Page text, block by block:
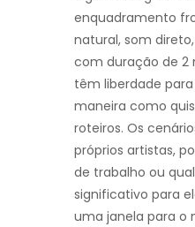
enquadramento
natural, som
com duração de 2
têm liberdade
maneira como
roteiros. Os
próprios artistas,
de trabalho ou
significativo para
uma janela para o